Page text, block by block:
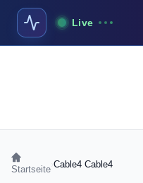
Live
Startseite Cable4 Cable4